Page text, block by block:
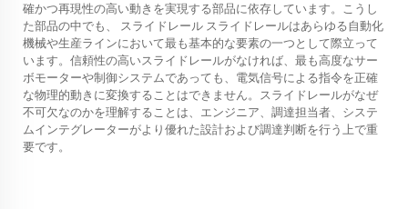
確かつ再現性の高い動きを実現する部品に依存しています。こうし
た部品の中でも、
スライドレール スライドレールはあらゆる自動化
機械や生産ラインにおいて最も基本的な要素の一つとして際立って
います。信頼性の高いスライドレールがなければ、最も高度なサー
ボモーターや制御システムであっても、電気信号による指令を正確
な物理的動きに変換することはできません。スライドレールがなぜ
不可欠なのかを理解することは、エンジニア、調達担当者、システ
ムインテグレーターがより優れた設計および調達判断を行う上で重
要です。